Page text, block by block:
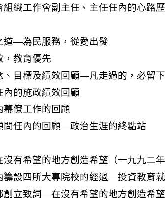
織工作會副主任、主任任內的心路
—為民服務，從愛出發
教育優先
目標及績效回顧—凡走過的，必留
的施政績效回顧
僚工作的回顧
任內的回顧—政治生涯的終點站
有希望的地方創造希望（一九九二年
設四所大專院校的經過—投資教育
立致詞—在沒有希望的地方創造希望